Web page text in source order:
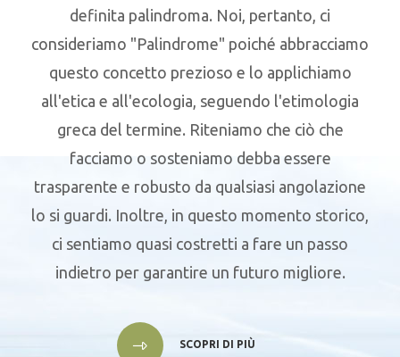
definita palindroma. Noi, pertanto, ci
consideriamo "Palindrome" poiché abbracciamo
questo concetto prezioso e lo applichiamo
all'etica e all'ecologia, seguendo l'etimologia
greca del termine. Riteniamo che ciò che
facciamo o sosteniamo debba essere
trasparente e robusto da qualsiasi angolazione
lo si guardi. Inoltre, in questo momento storico,
ci sentiamo quasi costretti a fare un passo
indietro per garantire un futuro migliore.
SCOPRI DI PIÙ